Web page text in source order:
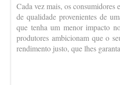
Cada vez mais, os consumidores
de qualidade provenientes de
que tenha um menor impacto
produtores ambicionam que o
rendimento justo, que lhes